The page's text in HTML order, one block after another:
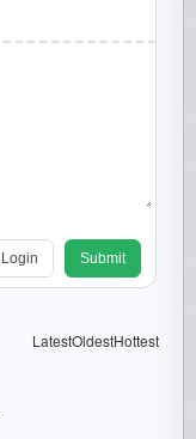
Login Submit
LatestOldestHottest